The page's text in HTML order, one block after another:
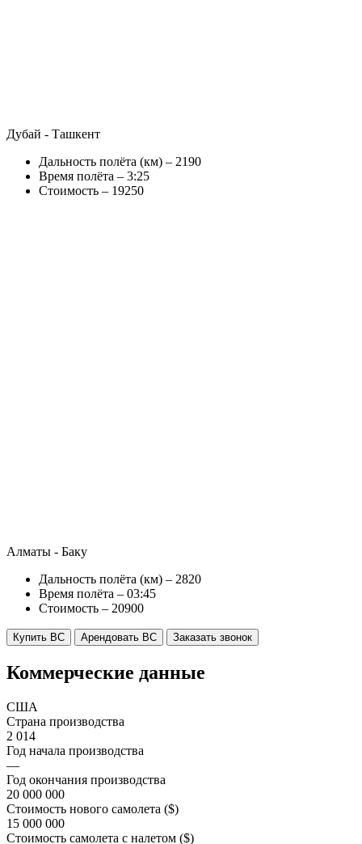
Дубай - Ташкент
Дальность полёта (км) – 2190
Время полёта – 3:25
Стоимость – 19250
Алматы - Баку
Дальность полёта (км) – 2820
Время полёта – 03:45
Стоимость – 20900
Купить ВС Арендовать ВС Заказать звонок
Коммерческие данные
США
Страна производства
2 014
Год начала производства
—
Год окончания производства
20 000 000
Стоимость нового самолета ($)
15 000 000
Стоимость самолета с налетом ($)